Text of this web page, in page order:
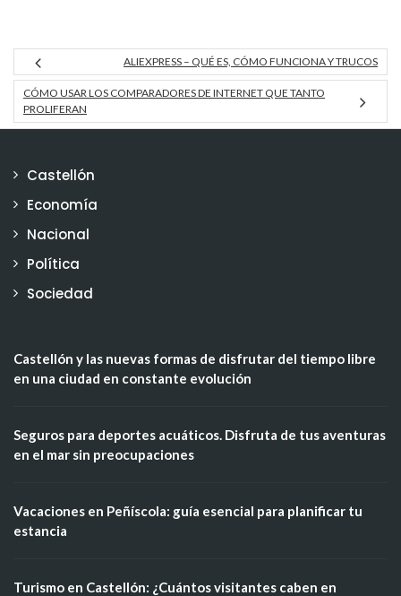
ALIEXPRESS – QUÉ ES, CÓMO FUNCIONA Y TRUCOS
CÓMO USAR LOS COMPARADORES DE INTERNET QUE TANTO
PROLIFERAN
Castellón
Economía
Nacional
Política
Sociedad
Castellón y las nuevas formas de disfrutar del tiempo libre
en una ciudad en constante evolución
Seguros para deportes acuáticos. Disfruta de tus aventuras
en el mar sin preocupaciones
Vacaciones en Peñíscola: guía esencial para planificar tu
estancia
Turismo en Castellón: ¿Cuántos visitantes caben en